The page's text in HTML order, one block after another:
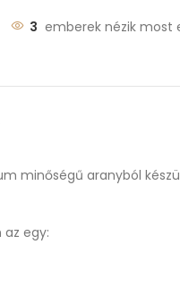
3 emberek nézik most
minőségű aranyból
egy: